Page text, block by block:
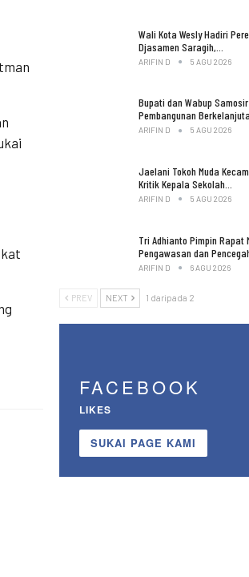
Wali Kota Wesly Hadiri
Djasamen Saragih,…
ARIFIN D 5 AGU 2026
Bupati dan Wabup
Pembangunan
ARIFIN D 5 AGU 2026
Jaelani Tokoh Muda
Kritik Kepala Sekolah…
ARIFIN D 5 AGU 2026
Tri Adhianto Pimpin Rapat
Pengawasan dan
ARIFIN D 6 AGU 2026
PREV NEXT 1 daripada 2
FACEBOOK
LIKES
SUKAI PAGE KAMI